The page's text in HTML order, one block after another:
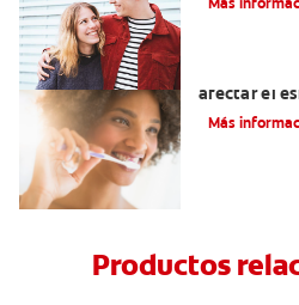
Más
afectar el
Más
Productos